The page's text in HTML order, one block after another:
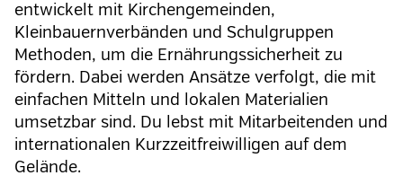
entwickelt mit Kirchengemeinden,
Kleinbauernverbänden und Schulgruppen
Methoden, um die Ernährungssicherheit zu
fördern. Dabei werden Ansätze verfolgt, die mit
einfachen Mitteln und lokalen Materialien
umsetzbar sind. Du lebst mit Mitarbeitenden und
internationalen Kurzzeitfreiwilligen auf dem
Gelände.